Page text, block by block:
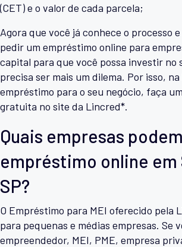
(CET) e o valor de cada parcela;
Agora que você já conhece o processo
pedir um empréstimo online para
capital para que você possa investir no
precisa ser mais um dilema. Por isso,
empréstimo para o seu negócio, faça
gratuita no site da Lincred*.
Quais empresas
empréstimo online em
SP?
O Empréstimo para MEI oferecido pela
para pequenas e médias empresas. Se
empreendedor, MEI, PME, empresa